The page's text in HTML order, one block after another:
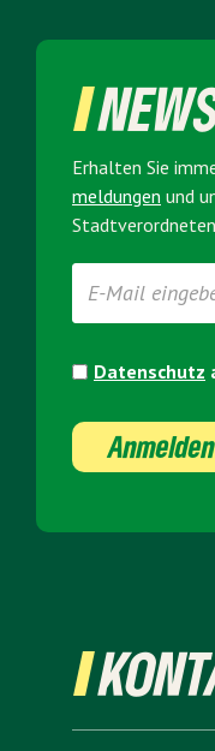
Erhalten Sie
meldungen und
Datenschutz
Anmelden